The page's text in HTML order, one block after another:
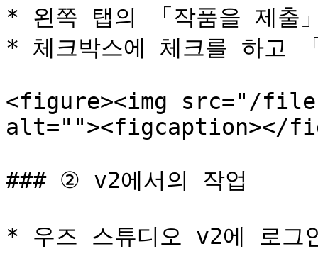
* 왼쪽 탭의 「작품을 제출
* 체크박스에 체크를 하고
<figure><img src="/files/
alt=""><figcaption></
### ② v2에서의 작업
* 우즈 스튜디오 v2에 로그